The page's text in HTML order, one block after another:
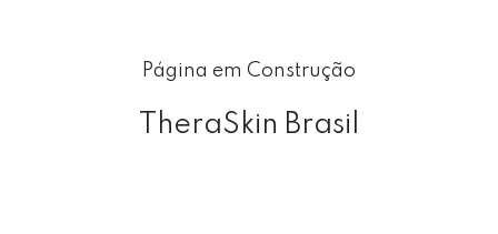
Página em Construção
TheraSkin Brasil